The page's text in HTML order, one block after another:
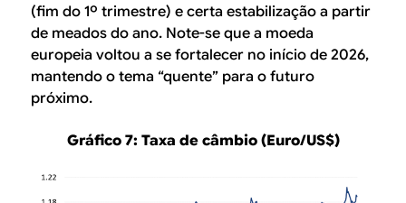
(fim do 1º trimestre) e certa estabilização a partir
de meados do ano. Note-se que a moeda
europeia voltou a se fortalecer no início de 2026,
mantendo o tema “quente” para o futuro
próximo.
Gráfico 7: Taxa de câmbio (Euro/US$)